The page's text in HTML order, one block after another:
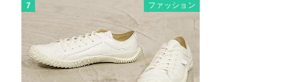
7 ファッション